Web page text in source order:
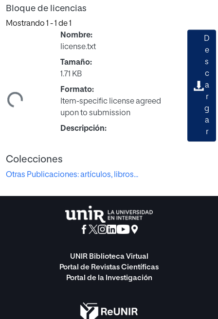
Bloque de licencias
Mostrando 1 - 1 de 1
Nombre:
license.txt
Tamaño:
1.71 KB
Formato:
Item-specific license agreed
upon to submission
Descripción:
D
e
s
c
a
r
g
a
r
Colecciones
Otras Publicaciones: artículos, libros...
UNIR Biblioteca Virtual
Portal de Revistas Científicas
Portal de la Investigación